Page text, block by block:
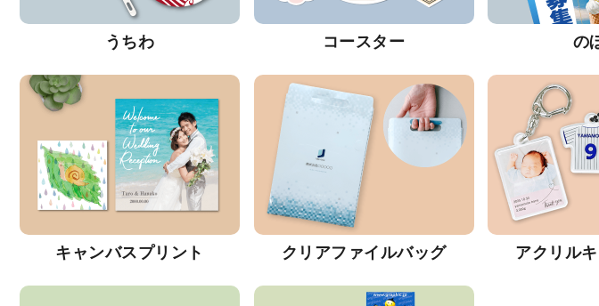
うちわ コースター の
キャンバスプリント クリアファイルバッグ アクリル